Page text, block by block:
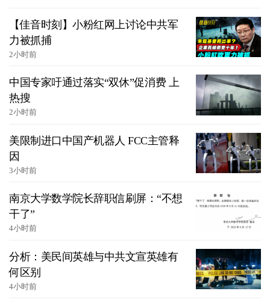
【佳音时刻】小粉红网上讨论中共军
力被抓捕
2小时前
中国专家吁通过落实“双休”促消费 上
热搜
2小时前
美限制进口中国产机器人 FCC主管释
因
3小时前
南京大学数学院长辞职信刷屏：“不想
干了”
4小时前
分析：美民间英雄与中共文宣英雄有
何区别
4小时前